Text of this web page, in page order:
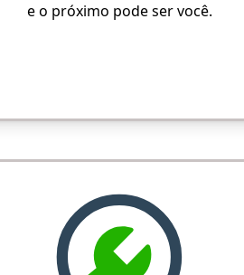
e o próximo pode ser você.